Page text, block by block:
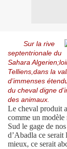
Sur la rive
septentrionale du
Sahara
Telliens,dans la
d’immenses
du cheval digne
des animaux.
Le cheval produit
comme un modèle
Sud le gage de
d’Abadla ce serait
mieux, ce serait